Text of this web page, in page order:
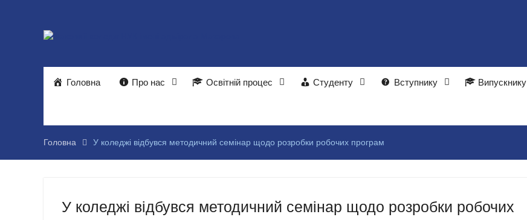
Головна Про нас Освітній процес Студенту Вступнику Випускнику
Головна У коледжі відбувся методичний семінар щодо розробки робочих програм
У коледжі відбувся методичний семінар щодо розробки робочих